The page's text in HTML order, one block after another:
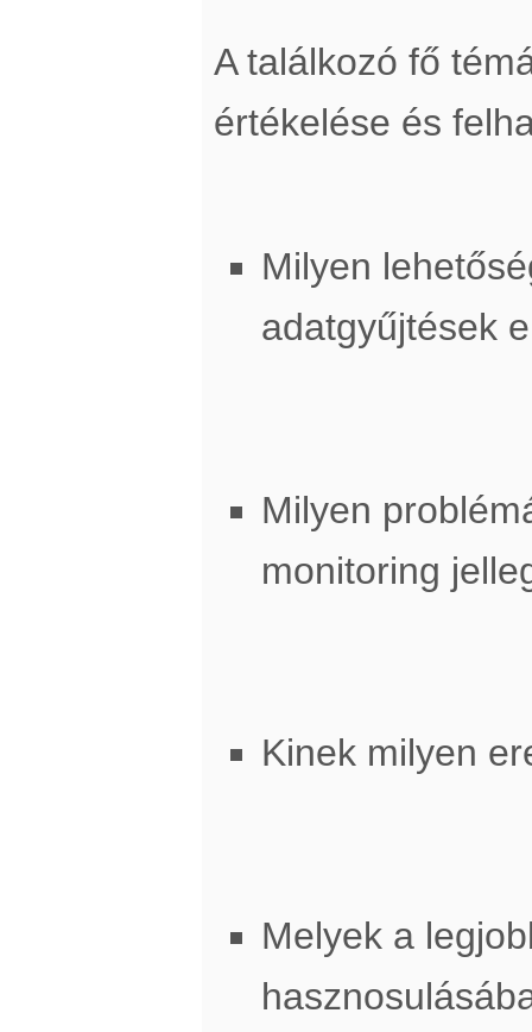
A találkozó fő
értékelése és
Milyen
adatgyűjtések
Milyen
monitoring
Kinek milyen
Melyek a